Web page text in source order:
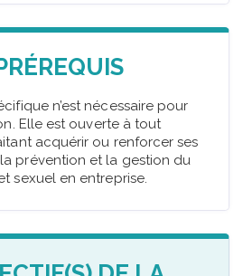
n’est nécessaire pour
Elle est ouverte à tout
acquérir ou renforcer ses
prévention et la gestion du
sexuel en entreprise.